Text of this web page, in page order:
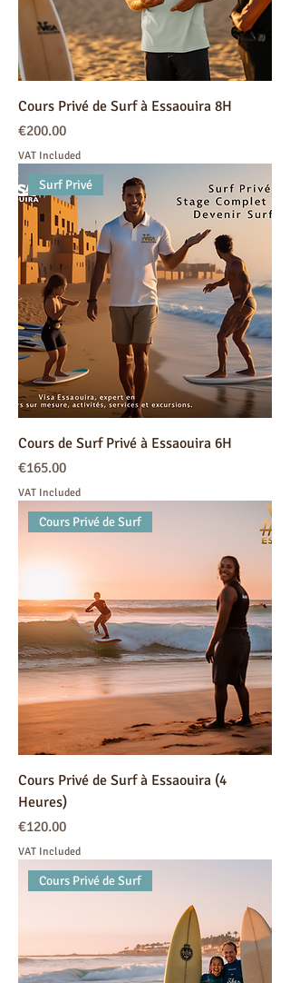
Cours Privé de Surf à Essaouira 8H
Price
€200.00
VAT Included
Surf Privé
Cours de Surf Privé à Essaouira 6H
Price
€165.00
VAT Included
Cours Privé de Surf
Cours Privé de Surf à Essaouira (4
Heures)
Price
€120.00
VAT Included
Cours Privé de Surf